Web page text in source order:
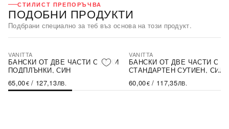
СТИЛИСТ ПРЕПОРЪЧВА
ПОДОБНИ ПРОДУКТИ
Подбрани специално за теб въз основа на този продукт.
VANITTA
БАНСКИ ОТ ДВЕ ЧАСТИ С ЛЕКИ
ПОДПЛЪНКИ, СИН
65,00€/ 127,13ЛВ.
VANITTA
БАНСКИ ОТ ДВЕ ЧАСТИ С
СТАНДАРТЕН СУТИЕН, СИН
60,00€/ 117,35ЛВ.